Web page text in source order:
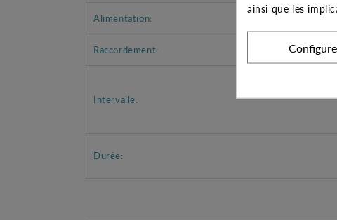
Alimentation:
Raccordement:
Intervalle:
Durée:
ainsi que les